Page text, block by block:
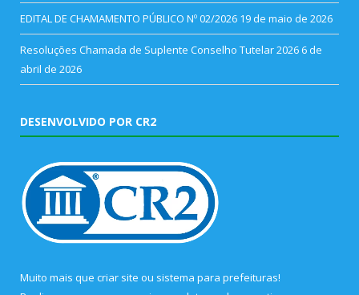
EDITAL DE CHAMAMENTO PÚBLICO Nº 02/2026 19 de maio de 2026
Resoluções Chamada de Suplente Conselho Tutelar 2026 6 de
abril de 2026
DESENVOLVIDO POR CR2
Muito mais que criar site ou sistema para prefeituras!